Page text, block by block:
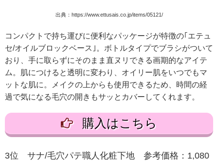
出典：https://www.ettusais.co.jp/items/05121/
コンパクトで持ち運びに便利なパッケージが特徴の｢エテュ
セ/オイルブロックベース｣。ボトルタイプでブラシがついて
おり、手に取らずにそのまま直ヌリできる画期的なアイテ
ム。肌につけると透明に変わり、オイリー肌をいつでもマ
ットな肌に。メイクの上からも使用できるため、時間の経
過で気になる毛穴の開きもサッとカバーしてくれます。
購入はこちら
3位 サナ/毛穴パテ職人化粧下地 参考価格：1,080